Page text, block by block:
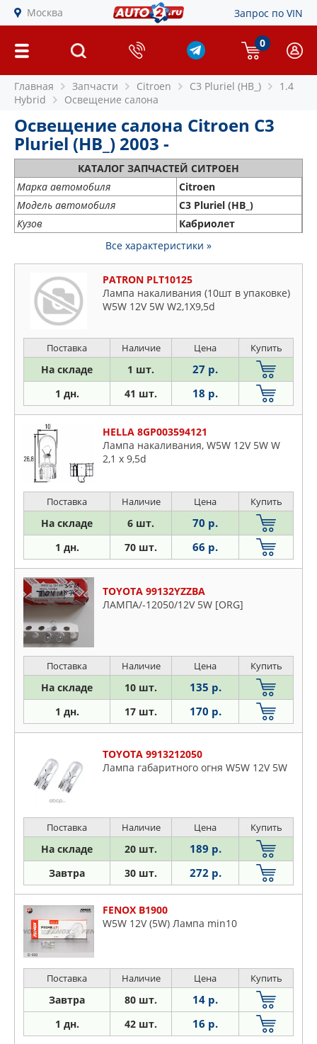
Москва Запрос по VIN
0
Главная Запчасти Citroen C3 Pluriel (HB_)
1.4
Hybrid
Освещение салона
Освещение салона Citroen C3
Pluriel (HB_) 2003 -
КАТАЛОГ ЗАПЧАСТЕЙ СИТРОЕН
Марка автомобиля
Citroen
Модель автомобиля
C3 Pluriel (HB_)
Кузов
Кабриолет
Все характеристики »
PATRON PLT10125
Лампа накаливания (10шт в упаковке)
W5W 12V 5W W2,1X9,5d
Поставка Наличие Цена Купить
На складе 1 шт. 27 р.
1 дн. 41 шт. 18 р.
HELLA 8GP003594121
Лампа накаливания, W5W 12V 5W W
2,1 x 9,5d
Поставка Наличие Цена Купить
На складе 6 шт. 70 р.
1 дн. 70 шт. 66 р.
TOYOTA 99132YZZBA
ЛАМПА/-12050/12V 5W [ORG]
Поставка Наличие Цена Купить
На складе 10 шт. 135 р.
1 дн. 17 шт. 170 р.
TOYOTA 9913212050
Лампа габаритного огня W5W 12V 5W
Поставка Наличие Цена Купить
На складе 20 шт. 189 р.
Завтра 30 шт. 272 р.
FENOX B1900
W5W 12V (5W) Лампа min10
Поставка Наличие Цена Купить
Завтра 80 шт. 14 р.
1 дн. 42 шт. 16 р.